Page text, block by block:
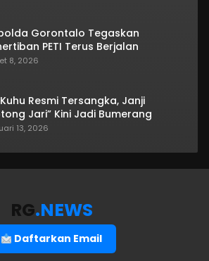
Gorontalo Tegaskan
PETI Terus Berjalan
8, 2026
Resmi Tersangka, Janji
Jari” Kini Jadi Bumerang
13, 2026
RG.NEWS
Daftarkan Email